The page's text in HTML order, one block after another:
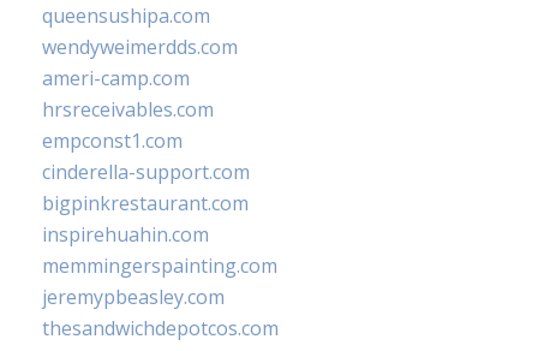
queensushipa.com
wendyweimerdds.com
ameri-camp.com
hrsreceivables.com
empconst1.com
cinderella-support.com
bigpinkrestaurant.com
inspirehuahin.com
memmingerspainting.com
jeremypbeasley.com
thesandwichdepotcos.com